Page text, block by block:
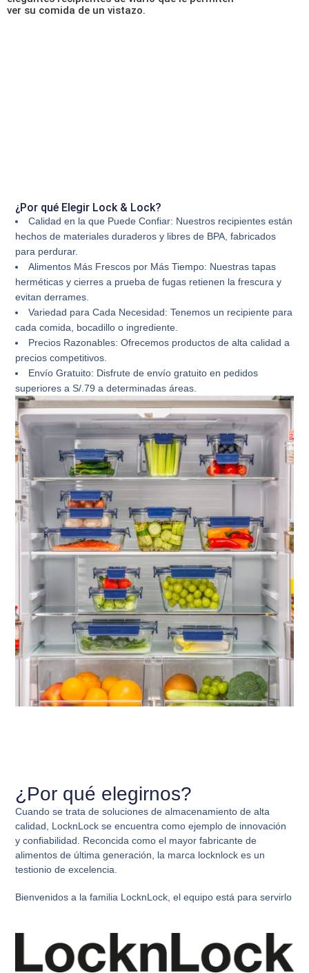
ver su comida de un vistazo.
¿Por qué Elegir Lock & Lock?
Calidad en la que Puede Confiar: Nuestros recipientes están
hechos de materiales duraderos y libres de BPA, fabricados
para perdurar.
Alimentos Más Frescos por Más Tiempo: Nuestras tapas
herméticas y cierres a prueba de fugas retienen la frescura y
evitan derrames.
Variedad para Cada Necesidad: Tenemos un recipiente para
cada comida, bocadillo o ingrediente.
Precios Razonables: Ofrecemos productos de alta calidad a
precios competitivos.
Envío Gratuito: Disfrute de envío gratuito en pedidos
superiores a S/.79 a determinadas áreas.
¿Por qué elegirnos?
Cuando se trata de soluciones de almacenamiento de alta
calidad, LocknLock se encuentra como ejemplo de innovación
y confiabilidad. Reconcida como el mayor fabricante de
alimentos de última generación, la marca locknlock es un
testionio de excelencia.
Bienvenidos a la familia LocknLock, el equipo está para servirlo